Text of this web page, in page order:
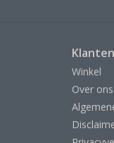
Winkel
Over ons